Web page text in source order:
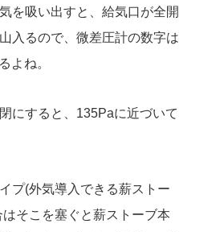
を吸い出すと、給気口が全開
入るので、微差圧計の数字は
よね。
にすると、135Paに近づいて
プ(外気導入できる薪ストー
そこを塞ぐと薪ストーブ本